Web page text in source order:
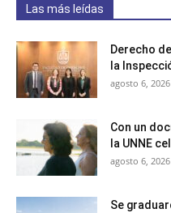
Las más leídas
Derecho
la
agosto 6, 2026
Con un
la UNNE
agosto 6, 2026
Se